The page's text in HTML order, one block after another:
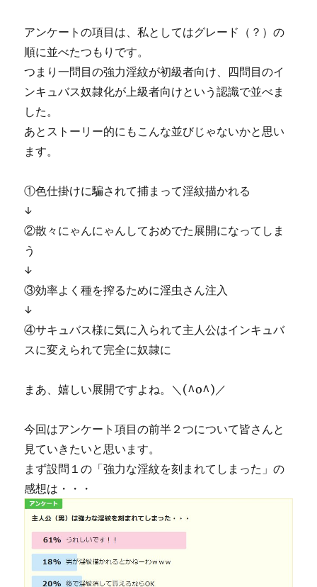
アンケートの項目は、私としてはグレード（？）の
順に並べたつもりです。
つまり一問目の強力淫紋が初級者向け、四問目のイ
ンキュバス奴隷化が上級者向けという認識で並べま
した。
あとストーリー的にもこんな並びじゃないかと思い
ます。
①色仕掛けに騙されて捕まって淫紋描かれる
↓
②散々にゃんにゃんしておめでた展開になってしま
う
↓
③効率よく種を搾るために淫虫さん注入
↓
④サキュバス様に気に入られて主人公はインキュバ
スに変えられて完全に奴隷に
まあ、嬉しい展開ですよね。＼(^o^)／
今回はアンケート項目の前半２つについて皆さんと
見ていきたいと思います。
まず設問１の「強力な淫紋を刻まれてしまった」の
感想は・・・